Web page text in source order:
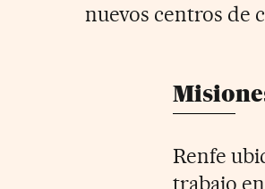
nuevos centros de
Renfe
trabajo